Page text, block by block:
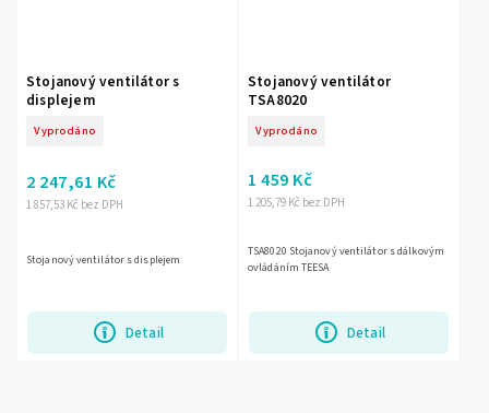
Stojanový ventilátor s
displejem
Vyprodáno
1 857,53 Kč bez DPH
2 247,61 Kč
Detail
Stojanový ventilátor s displejem
Stojanový ventilátor
TSA8020
Vyprodáno
1 205,79 Kč bez DPH
1 459 Kč
Detail
TSA8020 Stojanový ventilátor s dálkovým
ovládáním TEESA